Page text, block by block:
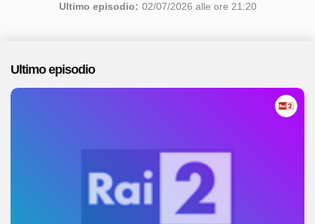
Ultimo episodio: 02/07/2026 alle ore 21:20
Ultimo episodio